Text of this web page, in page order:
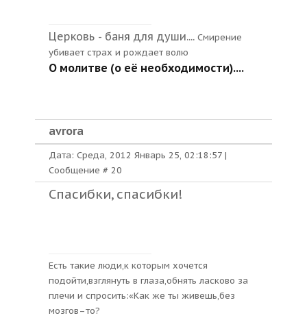
Церковь - баня для души.... Смирение
убивает страх и рождает волю
О молитве (о её необходимости)....
avrora
Дата: Среда, 2012 Январь 25, 02:18:57 |
Сообщение # 20
Спасибки, спасибки!
Есть такие люди,к которым хочется
подойти,взглянуть в глаза,обнять ласково за
плечи и спросить:«Как же ты живешь,без
мозгов–то?